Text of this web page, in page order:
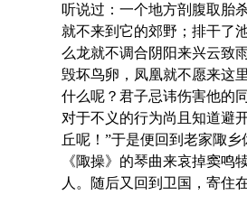
听说过：一个地方剖腹取胎
就不来到它的郊野；排干了
么龙就不调合阴阳来兴云致
毁坏鸟卵，凤凰就不愿来这
什么呢？君子忌讳伤害他的
对于不义的行为尚且知道避
丘呢！”于是便回到老家陬乡
《陬操》的琴曲来哀掉窦鸣
人。随后又回到卫国，寄住